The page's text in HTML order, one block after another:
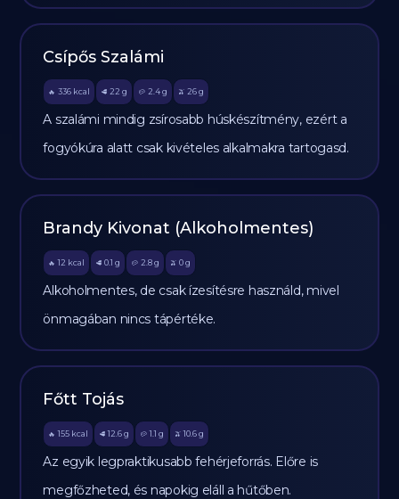
Csípős Szalámi
🔥 336 kcal 🥩 22 g 🥔 2.4g 🫒 26 g
A szalámi mindig zsírosabb húskészítmény, ezért a
fogyókúra alatt csak kivételes alkalmakra tartogasd.
Brandy Kivonat (Alkoholmentes)
🔥 12 kcal 🥩 0.1 g 🥔 2.8g 🫒 0 g
Alkoholmentes, de csak ízesítésre használd, mivel
önmagában nincs tápértéke.
Főtt Tojás
🔥 155 kcal 🥩 12.6 g 🥔 1.1 g 🫒 10.6 g
Az egyik legpraktikusabb fehérjeforrás. Előre is
megfőzheted, és napokig eláll a hűtőben.